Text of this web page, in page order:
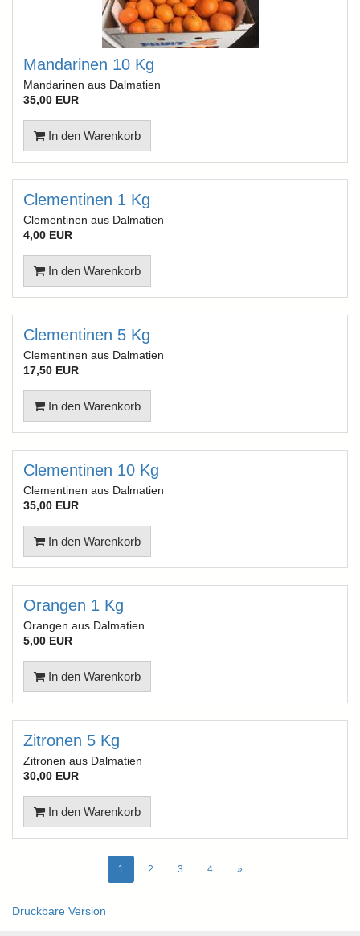
Mandarinen 10 Kg
Mandarinen aus Dalmatien
35,00 EUR
In den Warenkorb
Clementinen 1 Kg
Clementinen aus Dalmatien
4,00 EUR
In den Warenkorb
Clementinen 5 Kg
Clementinen aus Dalmatien
17,50 EUR
In den Warenkorb
Clementinen 10 Kg
Clementinen aus Dalmatien
35,00 EUR
In den Warenkorb
Orangen 1 Kg
Orangen aus Dalmatien
5,00 EUR
In den Warenkorb
Zitronen 5 Kg
Zitronen aus Dalmatien
30,00 EUR
In den Warenkorb
1 2 3 4 »
Druckbare Version